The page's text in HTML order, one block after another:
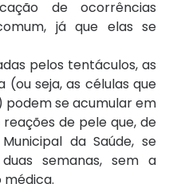
de ocorrências
já que elas se
pelos tentáculos, as
(ou seja, as células que
se acumular em
de pele que, de
da Saúde, se
semanas, sem a
médica.